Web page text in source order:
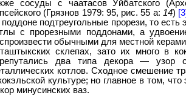
сосуды с чаатасов Уйбатского
(Грязнов 1979: 95, рис. 55 а: 14) [3]
поддоне подтреугольные прорези, то
с прорезными поддонами, а
обычными для местной
склепах, зато их много в
два типа декора — узор
котлов. Сходное смешение
культуре; но главное в том,
минусинских ваз.